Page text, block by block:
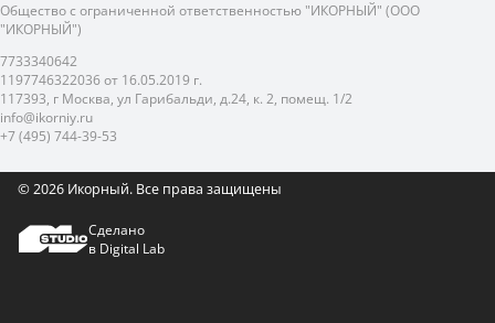
Общество с ограниченной ответственностью "ИКОРНЫЙ" (ООО
"ИКОРНЫЙ")
7733340642
1197746322036 от 16.05.2019 г.
117393, г Москва, ул Гарибальди, д.24, к. 2, помещ. 1/2
info@ikorniy.ru
+7 (495) 744-39-53
© 2026 Икорный. Все права защищены
Сделано
в Digital Lab